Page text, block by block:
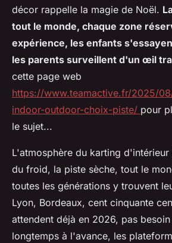
décor rappelle la magie de Noël.
tout le monde, chaque zone
expérience, les enfants
les parents surveillent d'un œil
cette page web
https://www.teamactive.fr/2025/
indoor-outdoor-choix-piste/ pour
le sujet...
L'atmosphère du karting
du froid, la piste sèche, tout le
toutes les générations y trouvent
Lyon, Bordeaux, cent cinquante
attendent déjà en 2026, pas
longtemps à l'avance, les